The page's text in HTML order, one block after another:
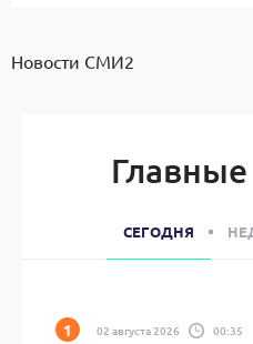
Новости СМИ2
СЕГОДНЯ
02 августа 2026 00:35